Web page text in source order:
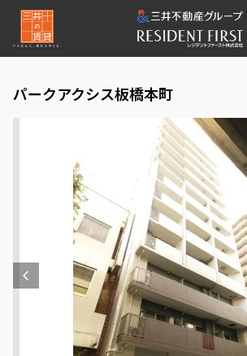
パークアクシス板橋本町